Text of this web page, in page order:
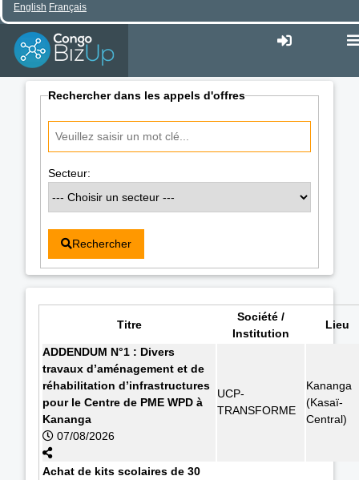
English Français
Rechercher dans les appels d'offres
Secteur:
Rechercher
Titre
Société /
Institution
Lieu
ADDENDUM N°1 : Divers
travaux d’aménagement et de
réhabilitation d’infrastructures
pour le Centre de PME WPD à
Kananga
07/08/2026
UCP-
TRANSFORME
Kananga
(Kasaï-
Central)
Achat de kits scolaires de 30